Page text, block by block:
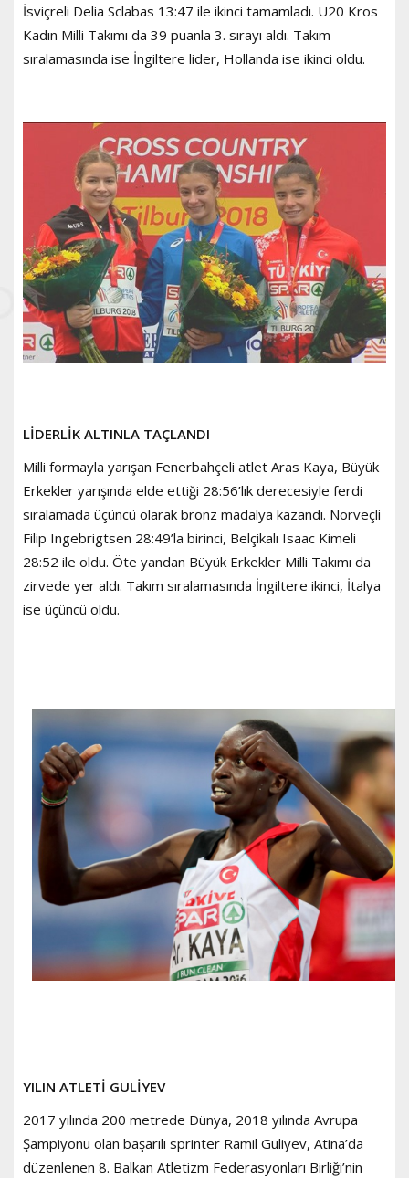
İsviçreli Delia Sclabas 13:47 ile ikinci tamamladı. U20 Kros
Kadın Milli Takımı da 39 puanla 3. sırayı aldı. Takım
sıralamasında ise İngiltere lider, Hollanda ise ikinci oldu.
LİDERLİK ALTINLA TAÇLANDI
Milli formayla yarışan Fenerbahçeli atlet Aras Kaya, Büyük
Erkekler yarışında elde ettiği 28:56’lık derecesiyle ferdi
sıralamada üçüncü olarak bronz madalya kazandı. Norveçli
Filip Ingebrigtsen 28:49’la birinci, Belçikalı Isaac Kimeli
28:52 ile oldu. Öte yandan Büyük Erkekler Milli Takımı da
zirvede yer aldı. Takım sıralamasında İngiltere ikinci, İtalya
ise üçüncü oldu.
YILIN ATLETİ GULİYEV
2017 yılında 200 metrede Dünya, 2018 yılında Avrupa
Şampiyonu olan başarılı sprinter Ramil Guliyev, Atina’da
düzenlenen 8. Balkan Atletizm Federasyonları Birliği’nin